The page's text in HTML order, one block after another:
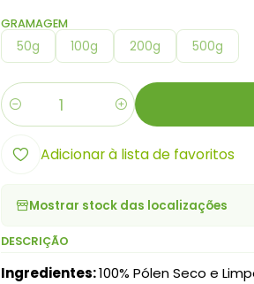
GRAMAGEM
50g 100g 200g 500g
Quantidade
Adicionar à lista de favoritos
Mostrar stock das localizações
DESCRIÇÃO
Ingredientes:100% Pólen Seco e